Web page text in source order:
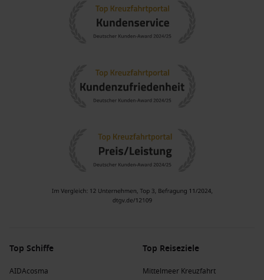
Top Schiffe
AIDAcosma
Top Reiseziele
Mittelmeer Kreuzfahrt